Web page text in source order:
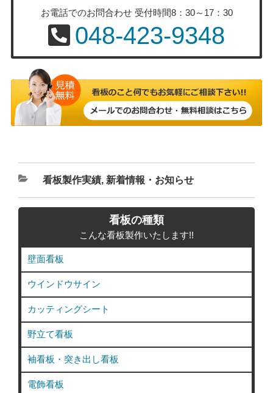
お電話でのお問合わせ 受付時間8：30～17：30
048-423-9348
カ
テ
看板製作実績, 新着情報・お知らせ
看板の種類
こんな看板製作いたします!!
壁面看板
ウインドウサイン
カッティングシート
野立て看板
袖看板・突き出し看板
電飾看板